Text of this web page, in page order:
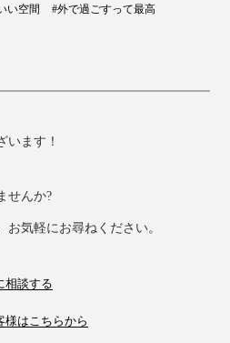
い空間
#外で過ごすって最高
います！
せんか?
気軽にお尋ねください。
相談する
様はこちらから